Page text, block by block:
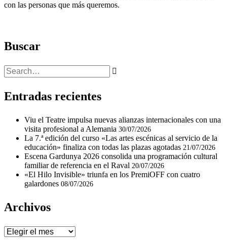
con las personas que más queremos.
Buscar
Entradas recientes
Viu el Teatre impulsa nuevas alianzas internacionales con una
visita profesional a Alemania 30/07/2026
La 7.ª edición del curso «Las artes escénicas al servicio de la
educación» finaliza con todas las plazas agotadas 21/07/2026
Escena Gardunya 2026 consolida una programación cultural
familiar de referencia en el Raval 20/07/2026
«El Hilo Invisible» triunfa en los PremiOFF con cuatro
galardones 08/07/2026
Archivos
Archivos